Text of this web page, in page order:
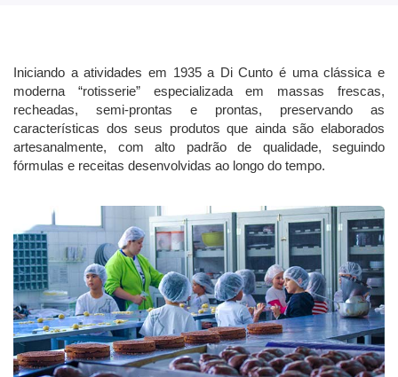
Iniciando a atividades em 1935 a Di Cunto é uma clássica e
moderna “rotisserie” especializada em massas frescas,
recheadas, semi-prontas e prontas, preservando as
características dos seus produtos que ainda são elaborados
artesanalmente, com alto padrão de qualidade, seguindo
fórmulas e receitas desenvolvidas ao longo do tempo.